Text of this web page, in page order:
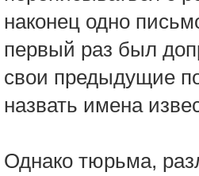
наконец одно
первый раз был
свои предыдущие
назвать имена
Однако тюрьма,